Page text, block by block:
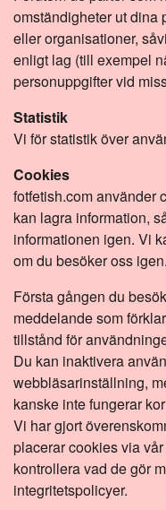
omständigheter ut dina
eller organisationer,
enligt lag (till exempel
personuppgifter vid
Statistik
Vi för statistik över
Cookies
fotfetish.com använder
kan lagra information,
informationen igen. Vi
om du besöker oss igen.
Första gången du
meddelande som
tillstånd för
Du kan inaktivera
webbläsarinställning,
kanske inte fungerar
Vi har gjort
placerar cookies via
kontrollera vad de gör
integritetspolicyer.